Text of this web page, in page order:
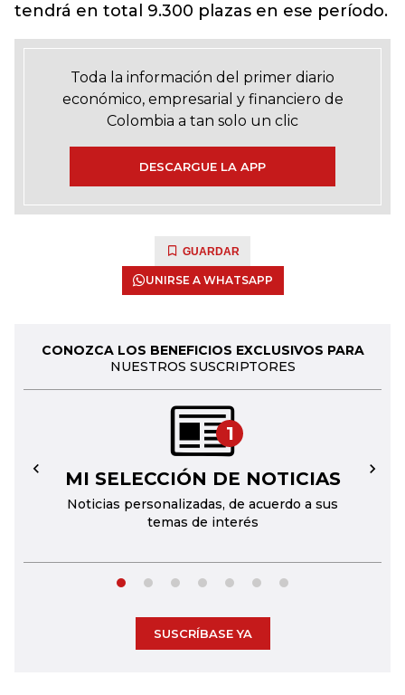
tendrá en total 9.300 plazas en ese período.
Toda la información del primer diario
económico, empresarial y financiero de
Colombia a tan solo un clic
DESCARGUE LA APP
GUARDAR
UNIRSE A WHATSAPP
CONOZCA LOS BENEFICIOS EXCLUSIVOS PARA
NUESTROS SUSCRIPTORES
1
MI SELECCIÓN DE NOTICIAS
Noticias personalizadas, de acuerdo a sus
temas de interés
← →
SUSCRÍBASE YA